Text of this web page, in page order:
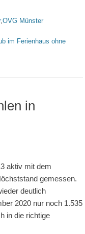
,OVG Münster
im Ferienhaus ohne
in
aktiv mit dem
gemessen.
deutlich
2020 nur noch 1.535
in die richtige